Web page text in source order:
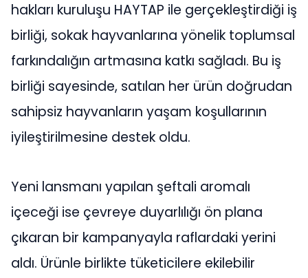
hakları kuruluşu HAYTAP ile gerçekleştirdiği iş
birliği, sokak hayvanlarına yönelik toplumsal
farkındalığın artmasına katkı sağladı. Bu iş
birliği sayesinde, satılan her ürün doğrudan
sahipsiz hayvanların yaşam koşullarının
iyileştirilmesine destek oldu.
Yeni lansmanı yapılan şeftali aromalı
içeceği ise çevreye duyarlılığı ön plana
çıkaran bir kampanyayla raflardaki yerini
aldı. Ürünle birlikte tüketicilere ekilebilir